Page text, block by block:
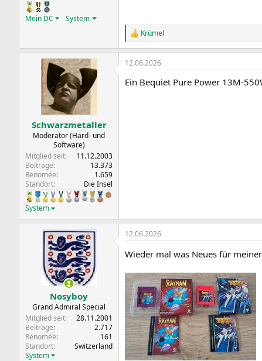
Mein DC System
R
e
a
k
i
Krümel
Schwarzmetaller
Moderator (Hard- und
Software)
Mitglied seit
11.12.2003
Beiträge
13.373
Renomée
1.659
Standort
Die Insel
System
12.06.2026
Ein Bequiet Pure Power 13M-
Nosyboy
Grand Admiral Special
Mitglied seit
28.11.2001
Beiträge
2.717
Renomée
161
Standort
Switzerland
System
12.06.2026
Wieder mal was Neues für